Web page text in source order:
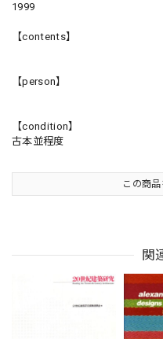
1999
【contents】
【person】
【condition】
古本並程度
この商
関